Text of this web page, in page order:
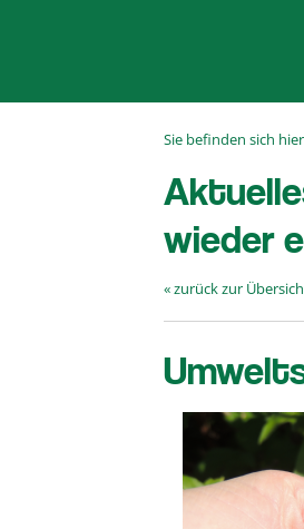
Sie befinden sich
wieder
« zurück zur